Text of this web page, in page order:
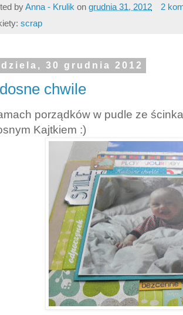
byAnna - Krulik on grudnia 31, 2012
2
scrap
30 grudnia 2012
chwile
porządków w pudle ze
Kajtkiem :)